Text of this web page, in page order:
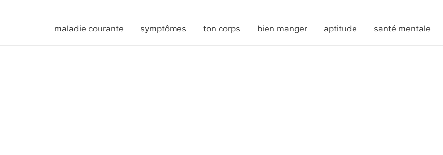
maladie courante symptômes ton corps bien manger aptitude santé mentale